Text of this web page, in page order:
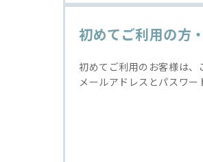
初めてご利用の方
初めてご利用のお客様は、
メールアドレスとパスワー